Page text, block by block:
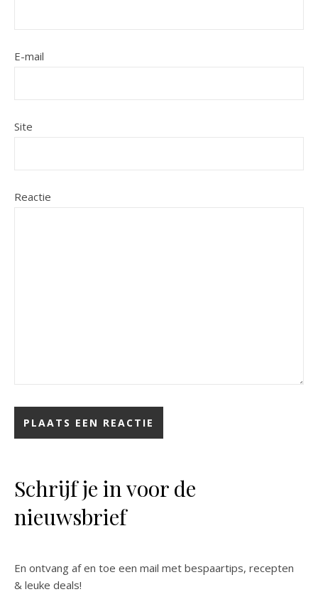
E-mail
Site
Reactie
Schrijf je in voor de
nieuwsbrief
En ontvang af en toe een mail met bespaartips, recepten
& leuke deals!